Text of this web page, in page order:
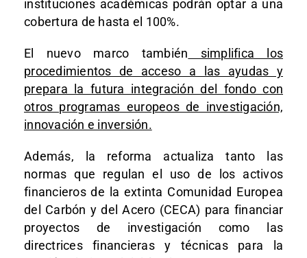
instituciones académicas podrán optar a una
cobertura de hasta el 100%.
El nuevo marco también simplifica los
procedimientos de acceso a las ayudas y
prepara la futura integración del fondo con
otros programas europeos de investigación,
innovación e inversión.
Además, la reforma actualiza tanto las
normas que regulan el uso de los activos
financieros de la extinta Comunidad Europea
del Carbón y del Acero (CECA) para financiar
proyectos de investigación como las
directrices financieras y técnicas para la